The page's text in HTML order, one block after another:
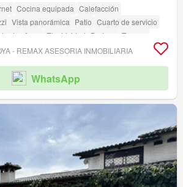
Cocina equipada Calefacción
Vista panorámica Patio Cuarto de servicio
Agua Electricidad Bodega
Terraza
Área para niños Jardín Conserje
Parrilla
- REMAX ASESORIA INMOBILIARIA
WhatsApp